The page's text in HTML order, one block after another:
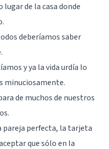
lugar de la casa donde
deberíamos saber
y ya la vida urdía lo
minuciosamente.
de muchos de nuestros
pareja perfecta, la tarjeta
que sólo en la